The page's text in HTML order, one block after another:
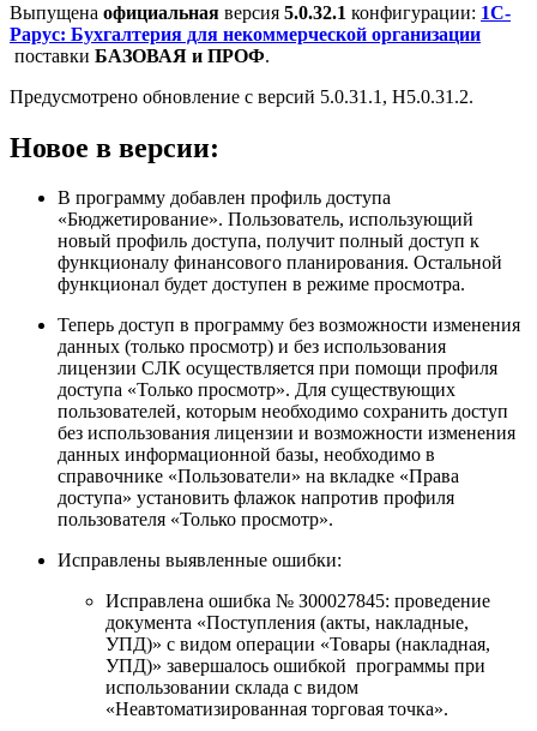
Выпущена официальная версия 5.0.32.1 конфигурации: 1С-
Рарус: Бухгалтерия для некоммерческой организации
поставки БАЗОВАЯ и ПРОФ.
Предусмотрено обновление с версий 5.0.31.1, Н5.0.31.2.
Новое в версии:
В программу добавлен профиль доступа
«Бюджетирование». Пользователь, использующий
новый профиль доступа, получит полный доступ к
функционалу финансового планирования. Остальной
функционал будет доступен в режиме просмотра.
Теперь доступ в программу без возможности изменения
данных (только просмотр) и без использования
лицензии СЛК осуществляется при помощи профиля
доступа «Только просмотр». Для существующих
пользователей, которым необходимо сохранить доступ
без использования лицензии и возможности изменения
данных информационной базы, необходимо в
справочнике «Пользователи» на вкладке «Права
доступа» установить флажок напротив профиля
пользователя «Только просмотр».
Исправлены выявленные ошибки:
Исправлена ошибка № З00027845: проведение
документа «Поступления (акты, накладные,
УПД)» с видом операции «Товары (накладная,
УПД)» завершалось ошибкой программы при
использовании склада с видом
«Неавтоматизированная торговая точка».